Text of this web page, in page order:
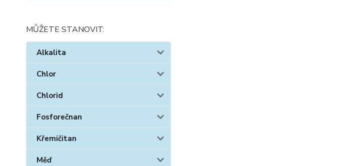
MŮŽETE STANOVIT:
Alkalita
Chlor
Chlorid
Fosforečnan
Křemičitan
Měď